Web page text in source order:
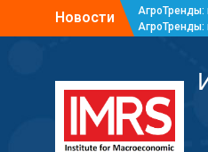
Новости
АгроТренды:
АгроТренды: